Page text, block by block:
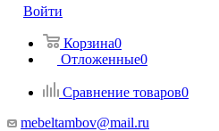
Войти
Корзина0
Отложенные0
Сравнение товаров0
mebeltambov@mail.ru